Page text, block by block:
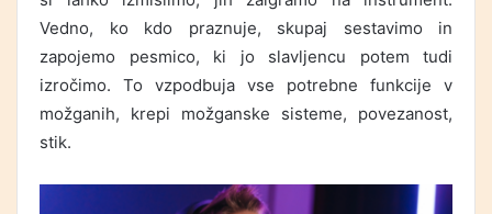
Vedno, ko kdo praznuje, skupaj sestavimo in
zapojemo pesmico, ki jo slavljencu potem tudi
izročimo. To vzpodbuja vse potrebne funkcije v
možganih, krepi možganske sisteme, povezanost,
stik.